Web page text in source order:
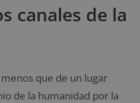
canales de la
que de un lugar
de la humanidad por la